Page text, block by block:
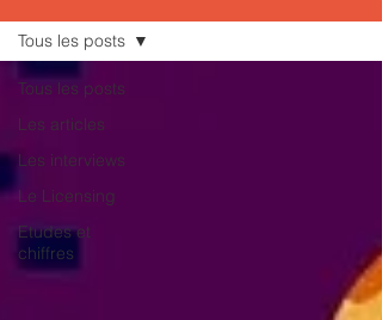
Tous les posts
Les articles
Les interviews
Le Licensing
Etudes et
chiffres
Tous les posts